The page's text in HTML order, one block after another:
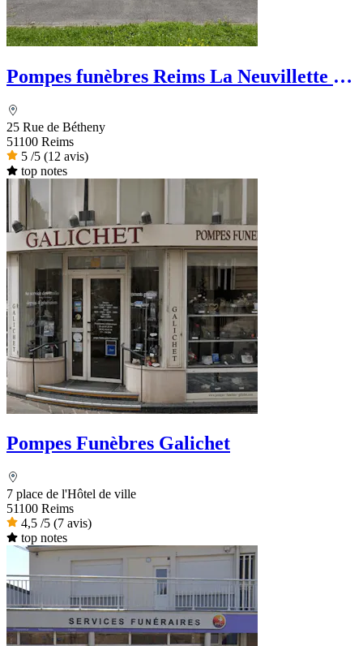
Pompes funèbres Reims La Neuvillette -
25 Rue de Bétheny
51100 Reims
5 /5 (12 avis)
top notes
Pompes Funèbres Galichet
7 place de l'Hôtel de ville
51100 Reims
4,5 /5 (7 avis)
top notes